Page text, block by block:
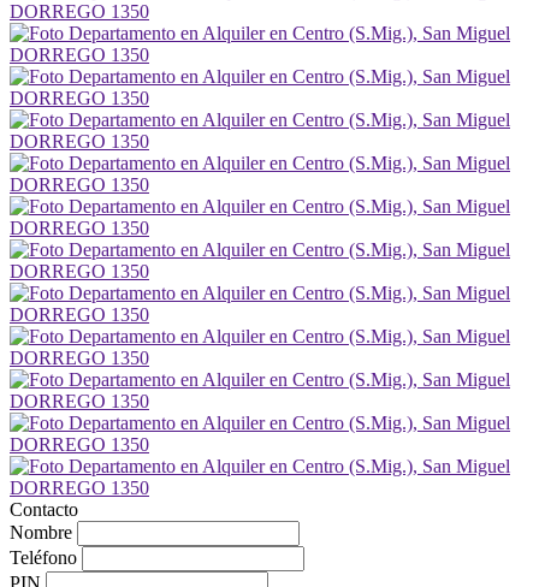
Contacto
Nombre
Teléfono
PIN